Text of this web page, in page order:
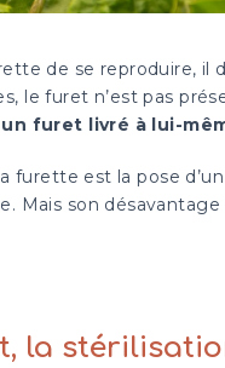
de se reproduire,
le furet n’est pas
un furet livré à lui-
furette est la pose
Mais son
la